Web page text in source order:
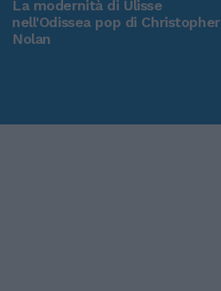
La modernità di Ulisse
nell'Odissea pop di Christopher
Nolan